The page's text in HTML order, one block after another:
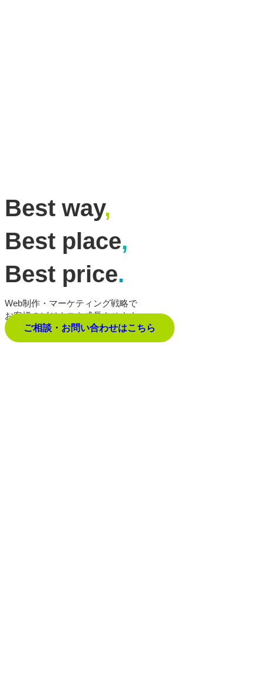
Best way,
Best place,
Best price.
Web制作・マーケティング戦略で
お客様のビジネスを成長させます。
ご相談・お問い合わせはこちら